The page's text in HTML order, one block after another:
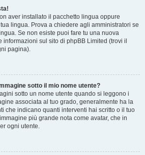
aver installato il pacchetto lingua oppure
lingua. Prova a chiedere agli amministratori se
Se non esiste puoi fare tu una nuova
informazioni sul sito di phpBB Limited (trovi il
pagina).
sotto il mio nome utente?
sotto un nome utente quando si leggono i
associata al tuo grado, generalmente ha la
che indicano quanti interventi hai scritto o il tuo
più grande nota come avatar, che in
ogni utente.